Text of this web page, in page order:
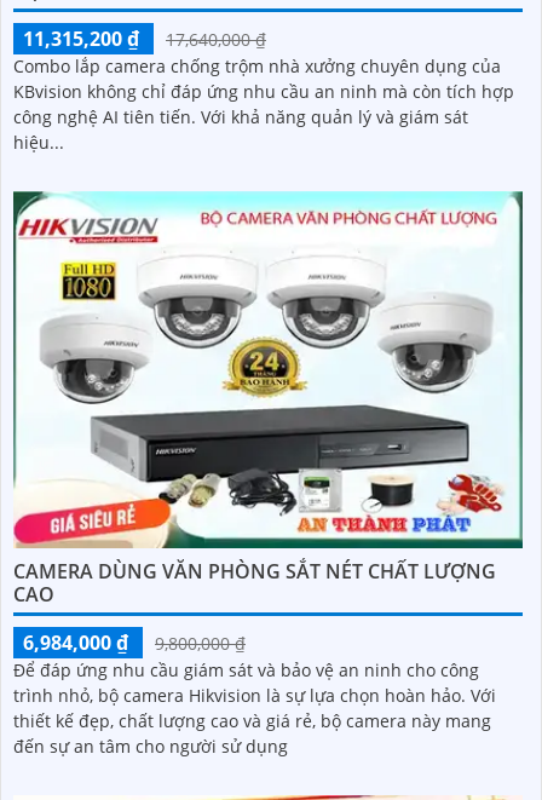
11,315,200 ₫
17,640,000 ₫
Combo lắp camera chống trộm nhà xưởng chuyên dụng của
KBvision không chỉ đáp ứng nhu cầu an ninh mà còn tích hợp
công nghệ AI tiên tiến. Với khả năng quản lý và giám sát
hiệu...
CAMERA DÙNG VĂN PHÒNG SẮT NÉT CHẤT LƯỢNG
CAO
6,984,000 ₫
9,800,000 ₫
Để đáp ứng nhu cầu giám sát và bảo vệ an ninh cho công
trình nhỏ, bộ camera Hikvision là sự lựa chọn hoàn hảo. Với
thiết kế đẹp, chất lượng cao và giá rẻ, bộ camera này mang
đến sự an tâm cho người sử dụng